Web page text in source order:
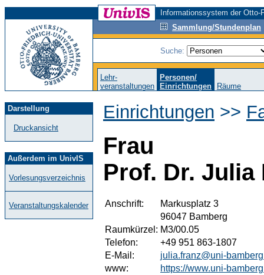
Informationssystem der
Sammlung/Stundenplan
Suche:
Lehr-
veranstaltungen
Personen/
Einrichtungen
Räume
Darstellung
Druckansicht
Außerdem im UnivIS
Vorlesungsverzeichnis
Veranstaltungskalender
Einrichtungen >>
Frau
Prof. Dr. Julia
Anschrift:
Markusplatz 3
96047 Bamberg
Raumkürzel: M3/00.05
Telefon:
+49 951 863-1807
E-Mail:
julia.franz@uni-
www:
https://www.uni-